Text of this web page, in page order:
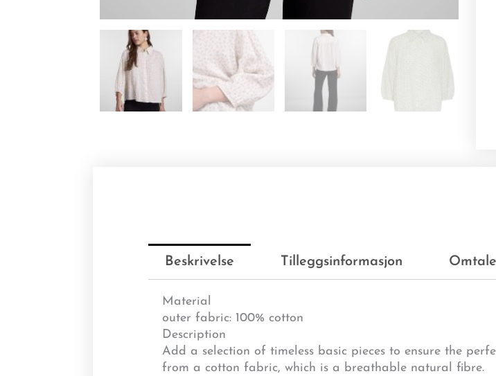
Beskrivelse Tilleggsinformasjon
Material
outer fabric: 100% cotton
Description
Add a selection of timeless basic pieces to ensure the
from a cotton fabric, which is a breathable natural fibre.